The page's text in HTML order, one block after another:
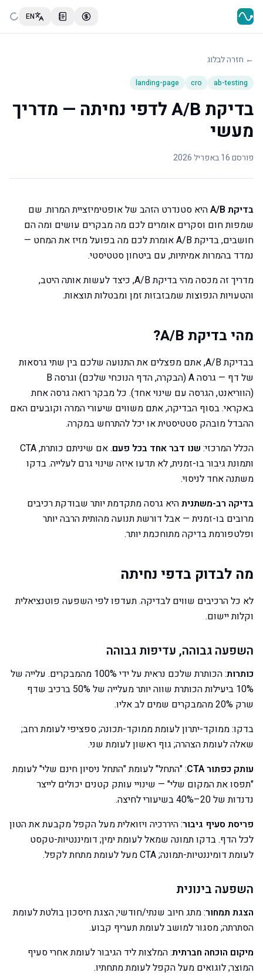
EN
← חזרה לבלוג
ab-testing
cro
landing-page
בדיקת A/B לדפי נחיתה — מדריך
מעשי
פורסם16 באפריל 2026
בדיקת A/B
היא סטנדרט הזהב של אופטימיזציית המרות. שם
שמפות חום וסקרים אומרים לכם מה מבקרים עושים ומה הם
חושבים, בדיקת A/B אומרת לכם מה בפועל מזיז את המחט —
נמדד בהמרות אמיתיות, עם ביטחון סטטיסטי.
מדריך זה מכסה מהי בדיקת A/B, כיצד לעשות אותה היטב,
והטעויות הנפוצות שמבזבזות זמן ומבטלות תוצאות.
מהי בדיקת A/B?
בבדיקת A/B, אתם מפצלים את התנועה שלכם בין שתי גרסאות
של דף — גרסה A (הבקרה, הדף הנוכחי שלכם) וגרסה B
(הווריאנט, הגרסה עם שינוי אחד). כל מבקר רואה גרסה אחת
באקראי. בסוף הבדיקה, אתם משווים שיעורי המרה וקובעים האם
ההבדל מובהק סטטיסטית או יכל להתרחש במקרה.
הכלל המרכזי: שנו דבר אחד בכל פעם
. אם שיניתם כותרת, CTA
ותמונת גיבור בו-זמנית, לא תדעו איזה שינוי גרם לעלייה. בדקו
משתנה אחד לניסוי.
בדיקה רב-משתניתהיא גרסה מתקדמת יותר שבודקת רכיבים
מרובים בו-זמנית — אבל דורשת תנועה מהותית הרבה יותר
ופלטפורמת בדיקה מתוחכמת יותר.
מה לבדוק בדפי נחיתה
לא כל הרכיבים שווים לבדיקה. תעדפו לפי השפעה פוטנציאלית
וקלות יישום.
השפעה גבוהה, עדיפות גבוהה
כותרות
: הכותרת שלכם נראית על ידי 100% מהמבקרים. עלייה של
10% ביעילות הכותרת שווה יותר מעלייה של 50% ברכיב שדף
שרק 20% מהמבקרים שמים לב אליו.
בדקו: ממוקד-יתרון לעומת ממוקד-תכונה; ספציפי לעומת רחב;
שאלה לעומת הצהרה; גוף ראשון לעומת שני.
עותק כפתור CTA
: "התחל" לעומת "התחל ניסיון חינם שלי" לעומת
"תפסו את המקום שלי" — שינויי עותק קטנים יכולים לייצר
נדנדות של 20–40% בשיעורי לחיצה.
פריסת סעיף גיבור: היררכיה ויזואלית מעל הקפל מקבעת את הטון
לכל הדף. בדקו תמונה שמאל לעומת ימין; דומיננטיות-טקסט
לעומת דומיננטיות-תמונה; CTA מעל לעומת מתחת לקפל.
השפעה בינונית
הצגת תמחור: מתג חיוב שנתי/חודשי; הצגת חיסכון בולטת לעומת
הסתרתה; מסגור למושב לעומת תעריף קבוע.
מיקום הוכחה חברתית: המלצות ליד הגיבור לעומת אחרי סעיף
המוצר; לוגואים מעל הקפל לעומת מתחתיו.